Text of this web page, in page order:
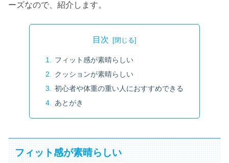
ーズなので、紹介します。
目次
フィット感が素晴らしい
クッションが素晴らしい
初心者や体重の重い人におすすめできる
あとがき
フィット感が素晴らしい